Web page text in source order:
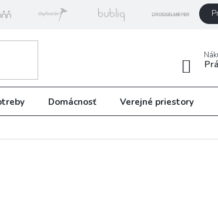
Domácnosť Verejné priestory